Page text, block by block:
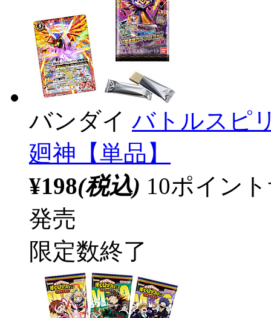
バンダイ バトルスピ
廻神【単品】
¥198(税込) 10ポイン
発売
限定数終了